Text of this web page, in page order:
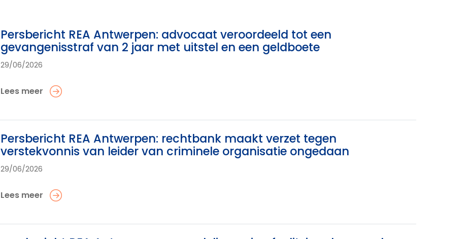
Persbericht REA Antwerpen: advocaat veroordeeld tot een
gevangenisstraf van 2 jaar met uitstel en een geldboete
29/06/2026
Lees meer
Persbericht REA Antwerpen: rechtbank maakt verzet tegen
verstekvonnis van leider van criminele organisatie ongedaan
29/06/2026
Lees meer